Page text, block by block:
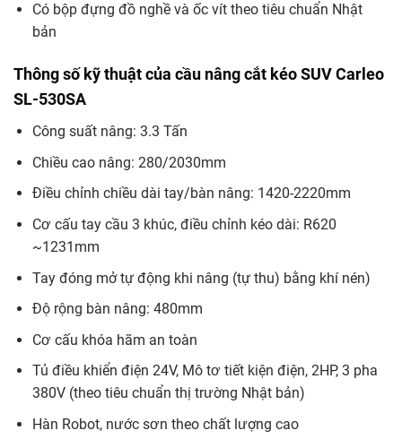
Có bộp đựng đồ nghề và ốc vít theo tiêu chuẩn Nhật
bản
Thông số kỹ thuật của cầu nâng cắt kéo SUV Carleo
SL-530SA
Công suất nâng: 3.3 Tấn
Chiều cao nâng: 280/2030mm
Điều chỉnh chiều dài tay/bàn nâng: 1420-2220mm
Cơ cấu tay cầu 3 khúc, điều chỉnh kéo dài: R620
~1231mm
Tay đóng mở tự động khi nâng (tự thu) bằng khí nén)
Độ rộng bàn nâng: 480mm
Cơ cấu khóa hãm an toàn
Tủ điều khiển điện 24V, Mô tơ tiết kiện điện, 2HP, 3 pha
380V (theo tiêu chuẩn thị trường Nhật bản)
Hàn Robot, nước sơn theo chất lượng cao